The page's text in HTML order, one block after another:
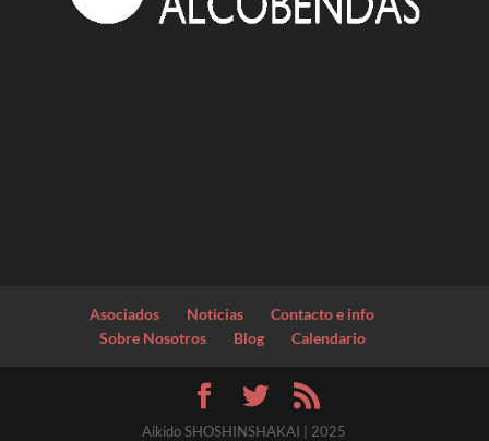
Asociados Noticias
Contacto e info
Sobre Nosotros
Blog Calendario
Aikido SHOSHINSHAKAI | 2025